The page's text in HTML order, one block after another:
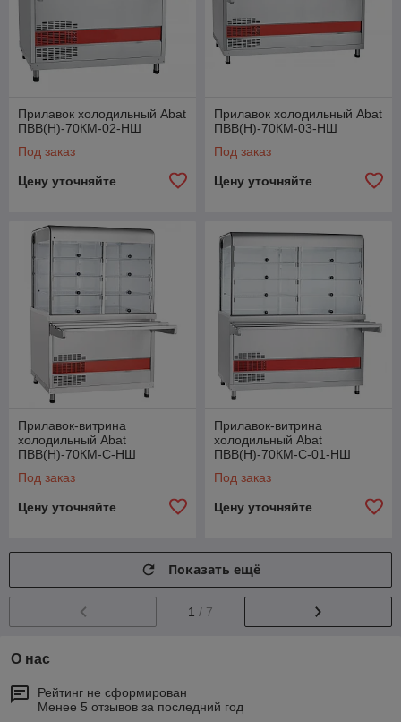
Прилавок холодильный Abat
ПВВ(Н)-70КМ-02-НШ
Под заказ
Цену уточняйте
Прилавок холодильный Abat
ПВВ(Н)-70КМ-03-НШ
Под заказ
Цену уточняйте
Прилавок-витрина
холодильный Abat
ПВВ(Н)-70КМ-С-НШ
Под заказ
Цену уточняйте
Прилавок-витрина
холодильный Abat
ПВВ(Н)-70КМ-С-01-НШ
Под заказ
Цену уточняйте
Показать ещё
1 / 7
О нас
Рейтинг не сформирован
Менее 5 отзывов за последний год